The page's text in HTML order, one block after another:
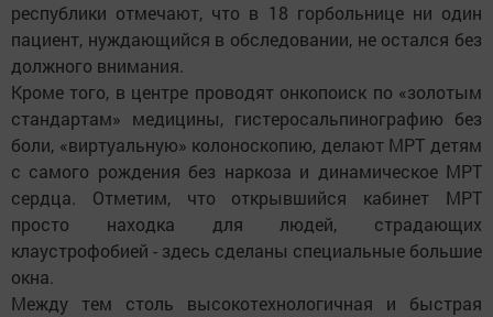
республики отмечают, что в 18 горбольнице ни один
пациент, нуждающийся в обследовании, не остался без
должного внимания.
Кроме того, в центре проводят онкопоиск по «золотым
стандартам» медицины, гистеросальпинографию без
боли, «виртуальную» колоноскопию, делают МРТ детям
с самого рождения без наркоза и динамическое МРТ
сердца. Отметим, что открывшийся кабинет МРТ
просто находка для людей, страдающих
клаустрофобией - здесь сделаны специальные большие
окна.
Между тем столь высокотехнологичная и быстрая